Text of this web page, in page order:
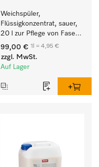
Weichspüler,
Flüssigkonzentrat, sauer,
20 l zur Pflege von Fasern
für eine langfristige
Geschmeidigkeit der
Textilien.
99,00 € 1l = 4,95 €
zzgl. MwSt.
Auf Lager